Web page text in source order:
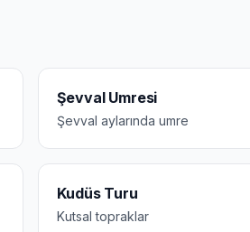
Şevval Umresi
Şevval aylarında umre
Kudüs Turu
Kutsal topraklar